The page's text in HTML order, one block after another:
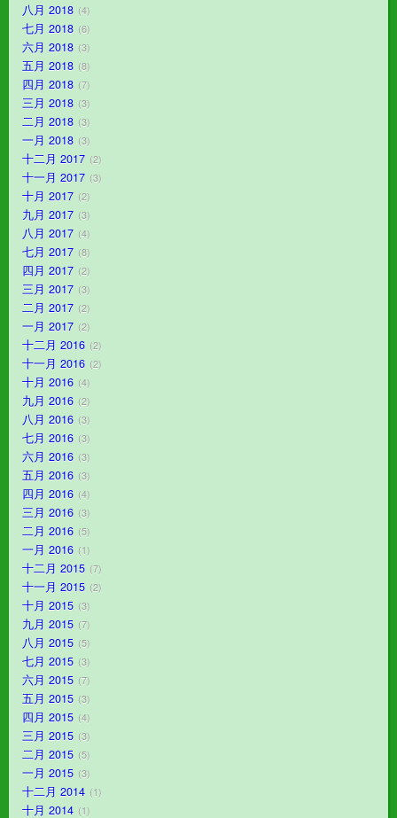
八月 2018 4
七月 2018 6
六月 2018 3
五月 2018 8
四月 2018 7
三月 2018 3
二月 2018 3
一月 2018 3
十二月 2017 2
十一月 2017 3
十月 2017 2
九月 2017 3
八月 2017 4
七月 2017 8
四月 2017 2
三月 2017 3
二月 2017 2
一月 2017 2
十二月 2016 2
十一月 2016 2
十月 2016 4
九月 2016 2
八月 2016 3
七月 2016 3
六月 2016 3
五月 2016 3
四月 2016 4
三月 2016 3
二月 2016 5
一月 2016 1
十二月 2015 7
十一月 2015 2
十月 2015 3
九月 2015 7
八月 2015 5
七月 2015 3
六月 2015 7
五月 2015 3
四月 2015 4
三月 2015 3
二月 2015 5
一月 2015 3
十二月 2014 1
十月 2014 1